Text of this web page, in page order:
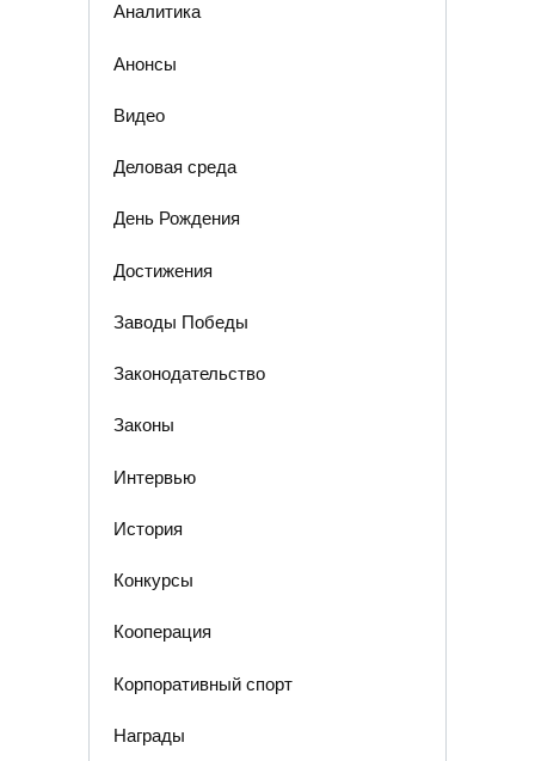
Аналитика
Анонсы
Видео
Деловая среда
День Рождения
Достижения
Заводы Победы
Законодательство
Законы
Интервью
История
Конкурсы
Кооперация
Корпоративный спорт
Награды